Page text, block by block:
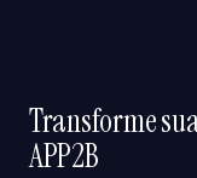
Transforme
APP2B